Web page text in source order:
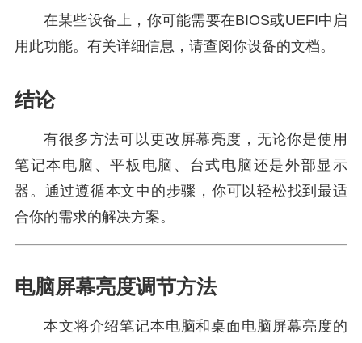
在某些设备上，你可能需要在BIOS或UEFI中启
用此功能。有关详细信息，请查阅你设备的文档。
结论
有很多方法可以更改屏幕亮度，无论你是使用
笔记本电脑、平板电脑、台式电脑还是外部显示
器。通过遵循本文中的步骤，你可以轻松找到最适
合你的需求的解决方案。
电脑屏幕亮度调节方法
本文将介绍笔记本电脑和桌面电脑屏幕亮度的